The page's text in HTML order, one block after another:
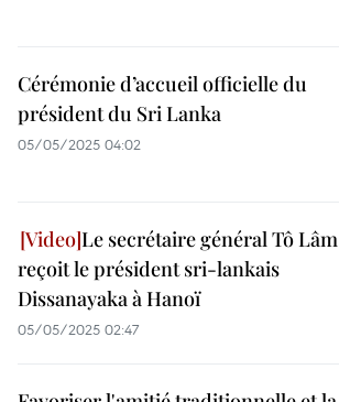
Cérémonie d’accueil officielle du
président du Sri Lanka
05/05/2025 04:02
Le secrétaire général Tô Lâm
reçoit le président sri-lankais
Dissanayaka à Hanoï
05/05/2025 02:47